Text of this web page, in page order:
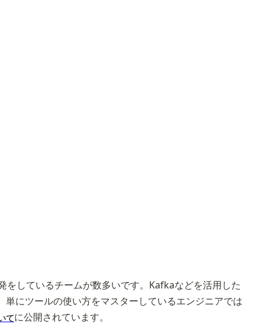
しているチームが数多いです。Kafkaなどを活用した
にツールの使い方をマスターしているエンジニアでは
てに公開されています。